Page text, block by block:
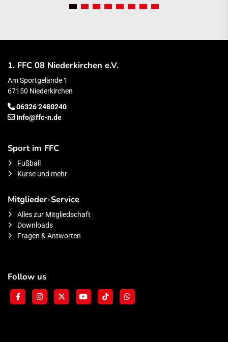
1. FFC 08 Niederkirchen e.V.
Am Sportgelände 1
67150 Niederkirchen
06326 2480240
Info@ffc-n.de
Sport im FFC
Fußball
Kurse und mehr
Mitglieder-Service
Alles zur Mitgliedschaft
Downloads
Fragen & Antworten
Follow us